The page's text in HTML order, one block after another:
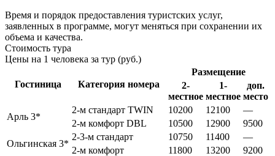
Время и порядок предоставления туристских услуг,
заявленных в программе, могут меняться при сохранении их
объема и качества.
Стоимость тура
Цены на 1 человека за тур (руб.)
Гостиница Категория номера
Размещение
2-
местное
1-
местное
доп.
место
Арль 3*
2-м стандарт TWIN 10200 12100
—
2-м комфорт DBL
10500 12900
9500
Ольгинская 3*
2-3-м стандарт 10750 11400
—
2-м комфорт
11800 13200
9200